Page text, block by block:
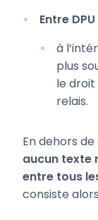
Entre
à
plus
le droit
relais.
En dehors
aucun texte
entre tous
consiste